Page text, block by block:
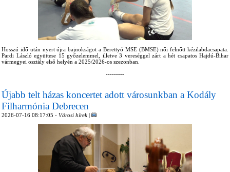
Hosszú idő után nyert újra bajnokságot a Berettyó MSE (BMSE) női felnőtt kézilabdacsapata.
Pardi László együttese 15 győzelemmel, illetve 3 vereséggel zárt a hét csapatos Hajdú-Bihar
vármegyei osztály első helyén a 2025/2026-os szezonban.
---------
Újabb telt házas koncertet adott városunkban a Kodály
Filharmónia Debrecen
2026-07-16 08:17:05 - Városi hírek |